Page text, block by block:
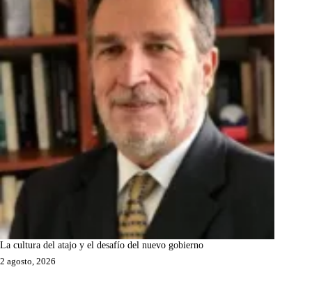
La cultura del atajo y el desafío del nuevo gobierno
2 agosto, 2026